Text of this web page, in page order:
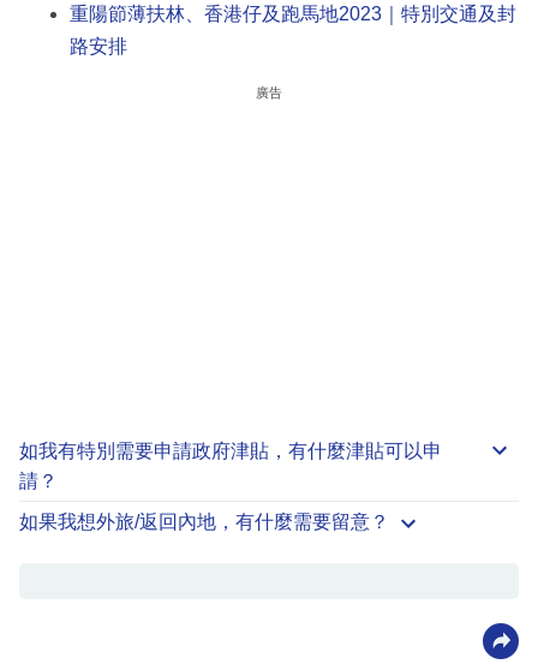
重陽節薄扶林、香港仔及跑馬地2023｜特別交通及封
路安排
廣告
如我有特別需要申請政府津貼 ，有什麼津貼可以申
請？
如果我想外旅/返回內地，有什麼需要留意？